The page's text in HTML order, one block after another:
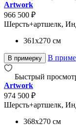
Artwork
966 500 ₽
Шерсть+артшелк,
361x270 см
В примерку В
Быстрый
Artwork
974 500 ₽
Шерсть+артшелк,
368x270 см